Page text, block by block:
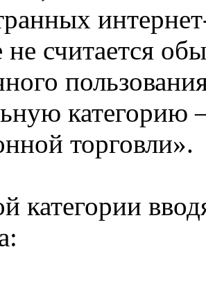
считается
категорию
торговли».
категории